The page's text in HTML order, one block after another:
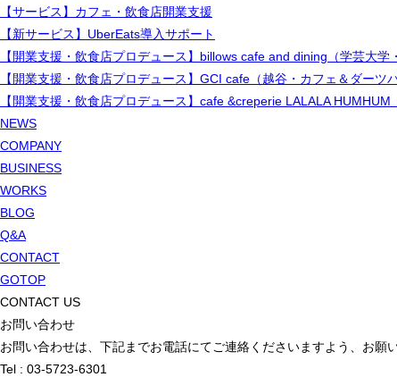
【サービス】カフェ・飲食店開業支援
【新サービス】UberEats導入サポート
【開業支援・飲食店プロデュース】billows cafe and dining（学芸大学
【開業支援・飲食店プロデュース】GCI cafe（越谷・カフェ＆ダーツバ
【開業支援・飲食店プロデュース】cafe &creperie LALALA
NEWS
COMPANY
BUSINESS
WORKS
BLOG
Q&A
CONTACT
GOTOP
CONTACT US
お問い合わせ
お問い合わせは、下記までお電話にてご連絡くださいますよう、お願
Tel : 03-5723-6301